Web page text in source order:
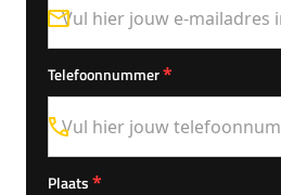
Telefoonnummer*
Plaats*